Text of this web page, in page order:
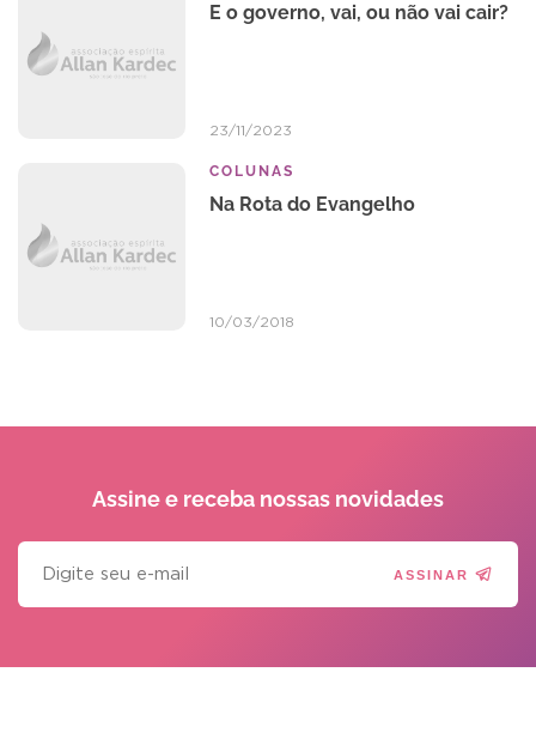
E o governo, vai, ou não vai cair?
23/11/2023
COLUNAS
Na Rota do Evangelho
10/03/2018
Assine e receba nossas novidades
ASSINAR